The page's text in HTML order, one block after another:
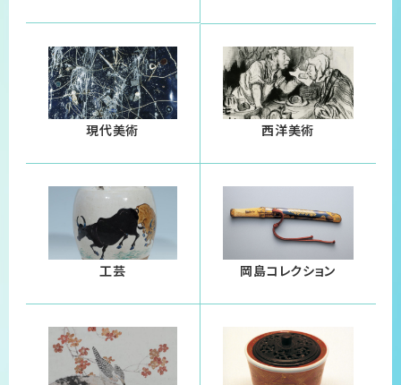
現代美術 西洋美術
工芸 岡島コレクション